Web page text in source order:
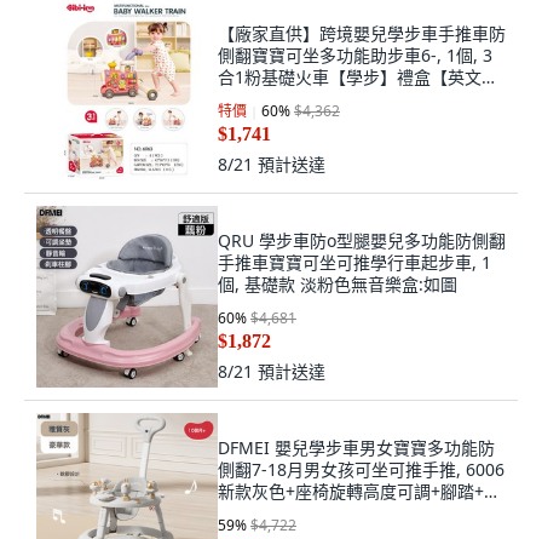
【廠家直供】跨境嬰兒學步車手推車防
側翻寶寶可坐多功能助步車6-, 1個, 3
合1粉基礎火車【學步】禮盒【英文包
裝】★:如圖
特價 60%$4,362
$1,741
8/21 預計送達
QRU 學步車防o型腿嬰兒多功能防側翻
手推車寶寶可坐可推學行車起步車, 1
個, 基礎款 淡粉色無音樂盒:如圖
60%$4,681
$1,872
8/21 預計送達
DFMEI 嬰兒學步車男女寶寶多功能防
側翻7-18月男女孩可坐可推手推, 6006
新款灰色+座椅旋轉高度可調+腳踏+推
把:參考詳情, 1個
59%$4,722